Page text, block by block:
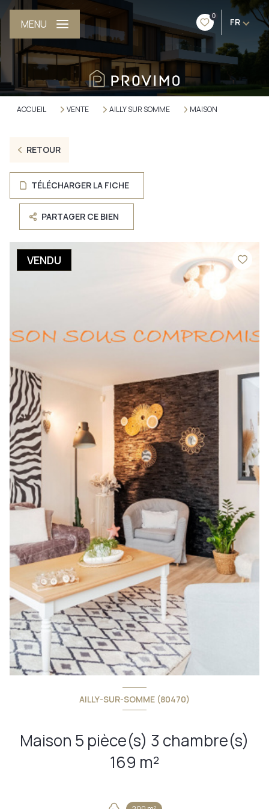
0
FR
MENU
ACCUEIL VENTE AILLY SUR SOMME MAISON
RETOUR
TÉLÉCHARGER LA FICHE
PARTAGER CE BIEN
VENDU
AILLY-SUR-SOMME (80470)
Maison 5 pièce(s) 3 chambre(s)
169 m²